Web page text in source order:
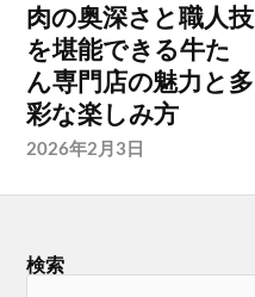
肉の奥深さと職人技
を堪能できる牛た
ん専門店の魅力と多
彩な楽しみ方
2026年2月3日
検索